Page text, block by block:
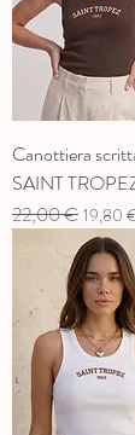
Canottiera
SAINT
Prix original
22,00 € Prix
19,80